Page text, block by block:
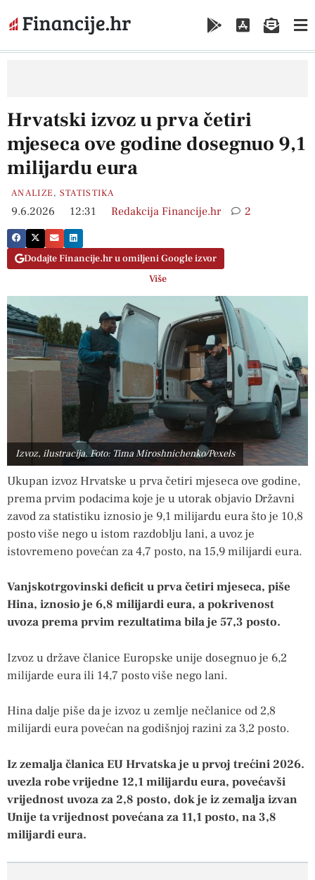
Hrvatski izvoz u prva četiri
mjeseca ove godine dosegnuo 9,1
milijardu eura
ANALIZE, STATISTIKA
9.6.2026 12:31 Redakcija Financije.hr 2
Dodajte Financije.hr u omiljeni Google izvor
Više
Izvoz, ilustracija. Foto: Tima Miroshnichenko/Pexels
Ukupan izvoz Hrvatske u prva četiri mjeseca ove godine,
prema prvim podacima koje je u utorak objavio Državni
zavod za statistiku iznosio je 9,1 milijardu eura što je 10,8
posto više nego u istom razdoblju lani, a uvoz je
istovremeno povećan za 4,7 posto, na 15,9 milijardi eura.
Vanjskotrgovinski deficit u prva četiri mjeseca, piše
Hina, iznosio je 6,8 milijardi eura, a pokrivenost
uvoza prema prvim rezultatima bila je 57,3 posto.
Izvoz u države članice Europske unije dosegnuo je 6,2
milijarde eura ili 14,7 posto više nego lani.
Hina dalje piše da je izvoz u zemlje nečlanice od 2,8
milijardi eura povećan na godišnjoj razini za 3,2 posto.
Iz zemalja članica EU Hrvatska je u prvoj trećini 2026.
uvezla robe vrijedne 12,1 milijardu eura, povećavši
vrijednost uvoza za 2,8 posto, dok je iz zemalja izvan
Unije ta vrijednost povećana za 11,1 posto, na 3,8
milijardi eura.